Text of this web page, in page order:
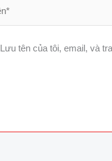
Lưu tên của tôi, email, và